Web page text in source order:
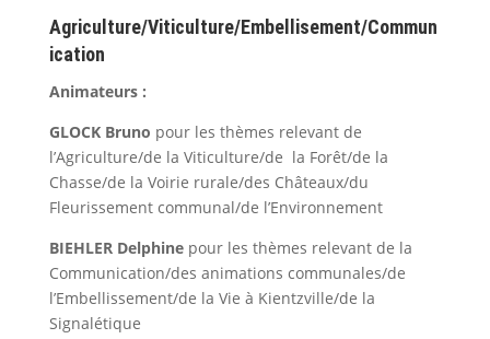
Agriculture/Viticulture/Embellisement/Commun
ication
Animateurs :
GLOCK Bruno pour les thèmes relevant de
l’Agriculture/de la Viticulture/de la Forêt/de la
Chasse/de la Voirie rurale/des Châteaux/du
Fleurissement communal/de l’Environnement
BIEHLER Delphine pour les thèmes relevant de la
Communication/des animations communales/de
l’Embellissement/de la Vie à Kientzville/de la
Signalétique